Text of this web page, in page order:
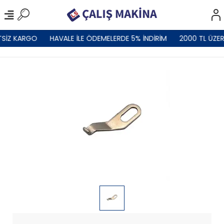
KARGO HAVALE İLE ÖDEMELERDE 5% İNDİRİM 2000 TL